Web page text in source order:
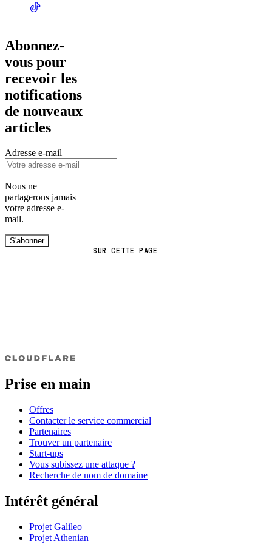
SUR CETTE PAGE
Abonnez-
vous pour
recevoir les
notifications
de nouveaux
articles
Adresse e-mail
Nous ne
partagerons jamais
votre adresse e-
mail.
S'abonner
Prise en main
Offres
Contacter le service commercial
Partenaires
Trouver un partenaire
Start-ups
Vous subissez une attaque ?
Recherche de nom de domaine
Intérêt général
Projet Galileo
Projet Athenian